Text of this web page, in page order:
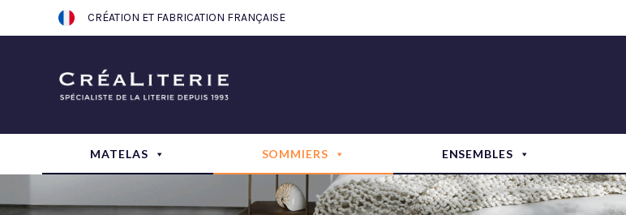
CRÉATION ET FABRICATION FRANÇAISE
MATELAS SOMMIERS ENSEMBLES